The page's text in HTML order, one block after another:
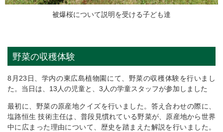
被爆桜について説明を受ける子ども達
野菜の収穫体験
8月23日、学内の東広島植物園にて、野菜の収穫体験を行いまし
た。当日は、13人の児童と、3人の学童スタッフが参加しました
最初に、野菜の原産地クイズを行いました。答え合わせの際に、
塩路恒生 技術主任は、普段見慣れている野菜が、原産地から世界
中に広まった理由について、歴史を踏まえた解説を行いました。